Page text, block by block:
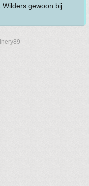
Wilders gewoon bij